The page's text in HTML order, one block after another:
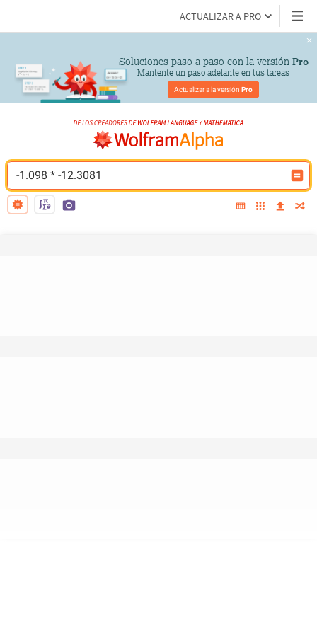
ACTUALIZAR A PRO
Soluciones paso a paso con la versión Pro
Mantente un paso adelante en tus tareas
Actualizar a la versión Pro
-1.098 * -12.3081